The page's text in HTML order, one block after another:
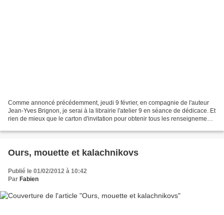
Comme annoncé précédemment, jeudi 9 février, en compagnie de l'auteur
Jean-Yves Brignon, je serai à la librairie l'atelier 9 en séance de dédicace. Et
rien de mieux que le carton d'invitation pour obtenir tous les renseignements
Ours, mouette et kalachnikovs
Publié le 01/02/2012 à 10:42
Par Fabien